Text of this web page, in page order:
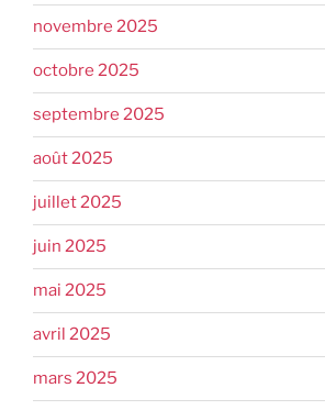
novembre 2025
octobre 2025
septembre 2025
août 2025
juillet 2025
juin 2025
mai 2025
avril 2025
mars 2025